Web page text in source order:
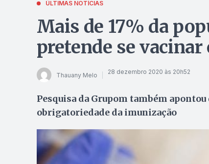
ÚLTIMAS NOTÍCIAS
Mais de 17% da
pretende se vacinar
Thauany Melo 28 dezembro 2020 às 20h52
Pesquisa da Grupom também
obrigatoriedade da imunização